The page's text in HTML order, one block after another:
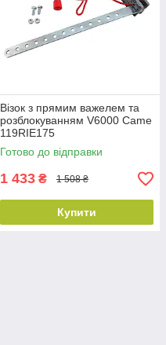
Візок з прямим важелем та
розблокуванням V6000 Came
119RIE175
Готово до відправки
1 433 ₴ 1 508 ₴
Купити